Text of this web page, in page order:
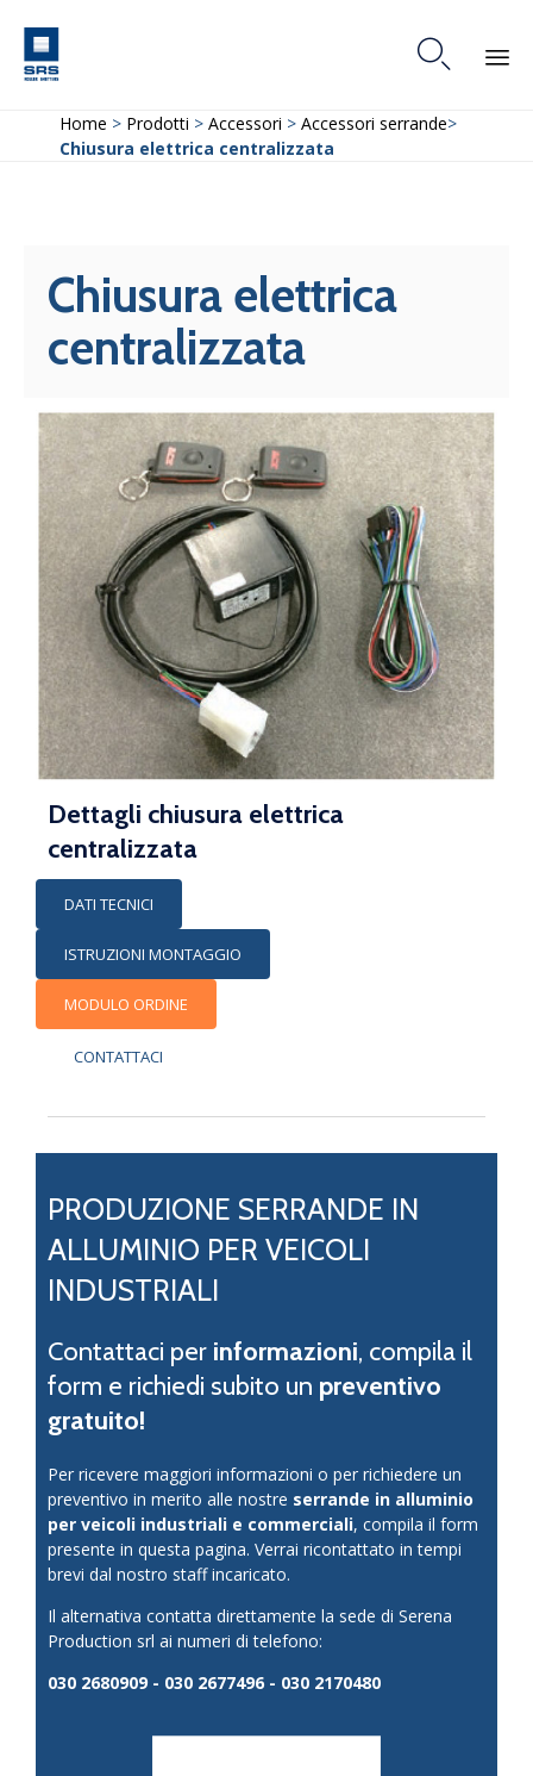

Skip
to
Home > Prodotti > Accessori > Accessori serrande>
Chiusura elettrica centralizzata
Chiusura elettrica
centralizzata
Dettagli chiusura elettrica
centralizzata
DATI TECNICI
ISTRUZIONI MONTAGGIO
MODULO ORDINE
CONTATTACI
PRODUZIONE SERRANDE IN
ALLUMINIO PER VEICOLI
INDUSTRIALI
Contattaci per informazioni, compila il
form e richiedi subito un preventivo
gratuito!
Per ricevere maggiori informazioni o per richiedere un
preventivo in merito alle nostre serrande in alluminio
per veicoli industriali e commerciali, compila il form
presente in questa pagina. Verrai ricontattato in tempi
brevi dal nostro staff incaricato.
Il alternativa contatta direttamente la sede di Serena
Production srl ai numeri di telefono:
030 2680909 - 030 2677496 - 030 2170480